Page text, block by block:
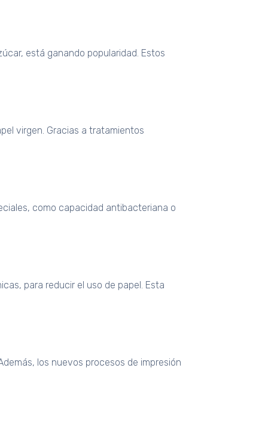
está ganando popularidad. Estos
virgen. Gracias a tratamientos
como capacidad antibacteriana o
para reducir el uso de papel. Esta
los nuevos procesos de impresión